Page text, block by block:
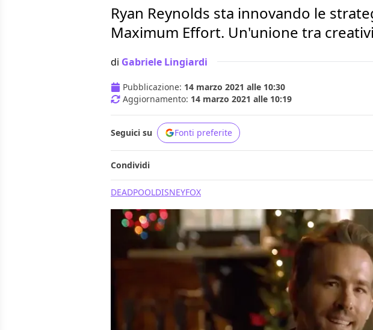
Ryan Reynolds sta innovando le
Maximum Effort. Un'unione tra
di Gabriele Lingiardi
Pubblicazione: 14 marzo 2021 alle 10:30
Aggiornamento: 14 marzo 2021 alle 10:19
Seguici su Fonti preferite
Condividi
DEADPOOLDISNEYFOX